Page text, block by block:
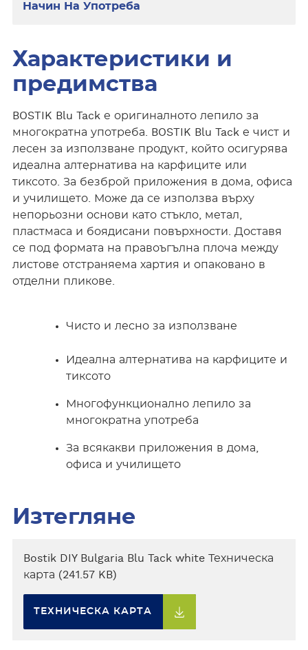
Начин На Употреба
Характеристики и
предимства
BOSTIK Blu Tack е оригиналното лепило за
многократна употреба. BOSTIK Blu Tack е чист и
лесен за използване продукт, който осигурява
идеална алтернатива на карфиците или
тиксото. За безброй приложения в дома, офиса
и училището. Може да се използва върху
непорьозни основи като стъкло, метал,
пластмаса и боядисани повърхности. Доставя
се под формата на правоъгълна плоча между
листове отстраняема хартия и опаковано в
отделни пликове.
Чисто и лесно за използване
Идеална алтернатива на карфиците и
тиксото
Многофункционално лепило за
многократна употреба
За всякакви приложения в дома,
офиса и училището
Изтегляне
Bostik DIY Bulgaria Blu Tack white Техническа
карта (241.57 KB)
ТЕХНИЧЕСКА КАРТА